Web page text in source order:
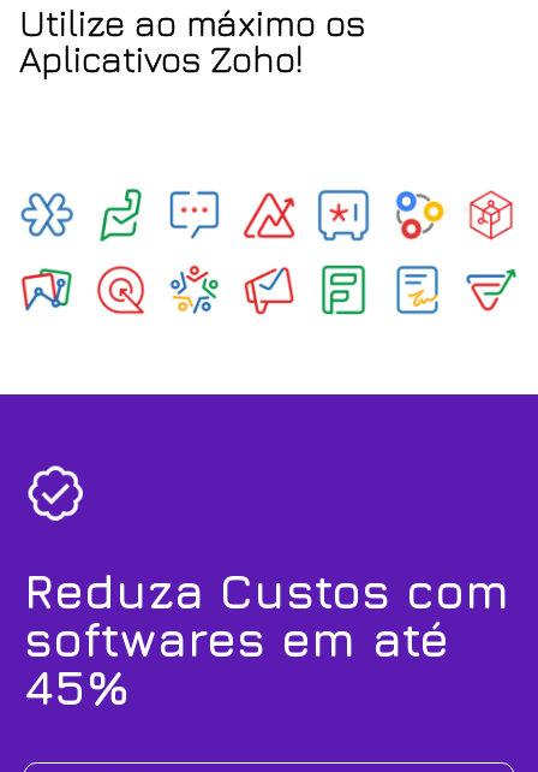
Utilize ao máximo os
Aplicativos Zoho!
Reduza Custos com
softwares em até
45%